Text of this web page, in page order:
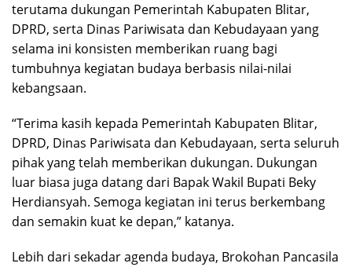
terutama dukungan Pemerintah Kabupaten Blitar,
DPRD, serta Dinas Pariwisata dan Kebudayaan yang
selama ini konsisten memberikan ruang bagi
tumbuhnya kegiatan budaya berbasis nilai-nilai
kebangsaan.
“Terima kasih kepada Pemerintah Kabupaten Blitar,
DPRD, Dinas Pariwisata dan Kebudayaan, serta seluruh
pihak yang telah memberikan dukungan. Dukungan
luar biasa juga datang dari Bapak Wakil Bupati Beky
Herdiansyah. Semoga kegiatan ini terus berkembang
dan semakin kuat ke depan,” katanya.
Lebih dari sekadar agenda budaya, Brokohan Pancasila